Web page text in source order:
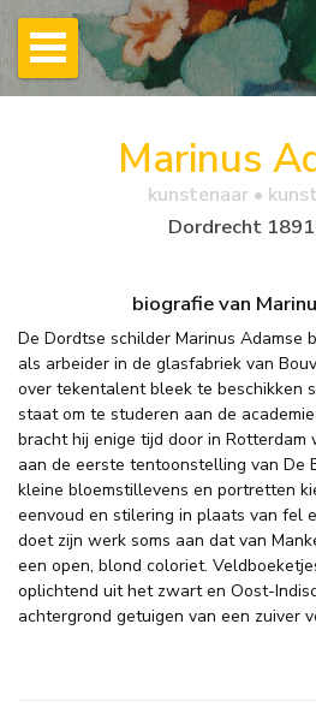
Marinus
kunstenaar •
Dordrecht
biografie van
De Dordtse schilder Marinus Adamse
als arbeider in de glasfabriek van
over tekentalent bleek te beschikken stelde een
staat om te studeren aan de
bracht hij enige tijd door in Rotterdam
aan de eerste tentoonstelling van De
kleine bloemstillevens en portretten kiest
eenvoud en stilering in plaats van fel
doet zijn werk soms aan dat van
een open, blond coloriet.
oplichtend uit het zwart en Oost-
achtergrond getuigen van een zuiver